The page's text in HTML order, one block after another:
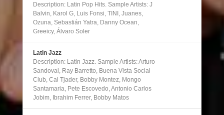
Description: Latin Pop Hits. Sample Artists: J
Balvin, Karol G, Luis Fonsi, TINI, Juanes,
Ozuna, Sebastián Yatra, Danny Ocean,
Greeicy, Álvaro Soler
Latin Jazz
Description: Latin Jazz. Sample Artists: Arturo
Sandoval, Ray Barretto, Buena Vista Social
Club, Cal Tjader, Bobby Montez, Mongo
Santamaria, Pete Escovedo, Antonio Carlos
Jobim, Ibrahim Ferrer, Bobby Matos